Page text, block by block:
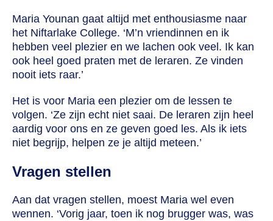
Maria Younan gaat altijd met enthousiasme naar
het Niftarlake College. ‘M’n vriendinnen en ik
hebben veel plezier en we lachen ook veel. Ik kan
ook heel goed praten met de leraren. Ze vinden
nooit iets raar.’
Het is voor Maria een plezier om de lessen te
volgen. ‘Ze zijn echt niet saai. De leraren zijn heel
aardig voor ons en ze geven goed les. Als ik iets
niet begrijp, helpen ze je altijd meteen.’
Vragen stellen
Aan dat vragen stellen, moest Maria wel even
wennen. ‘Vorig jaar, toen ik nog brugger was, was